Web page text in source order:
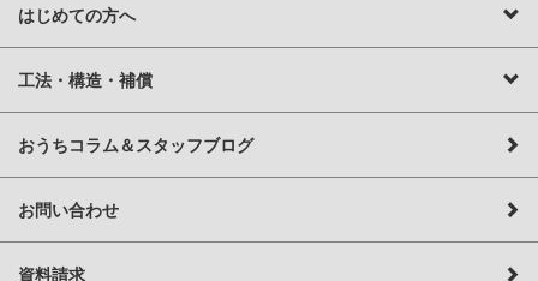
はじめての方へ
工法・構造・補償
おうちコラム＆スタッフブログ
お問い合わせ
資料請求